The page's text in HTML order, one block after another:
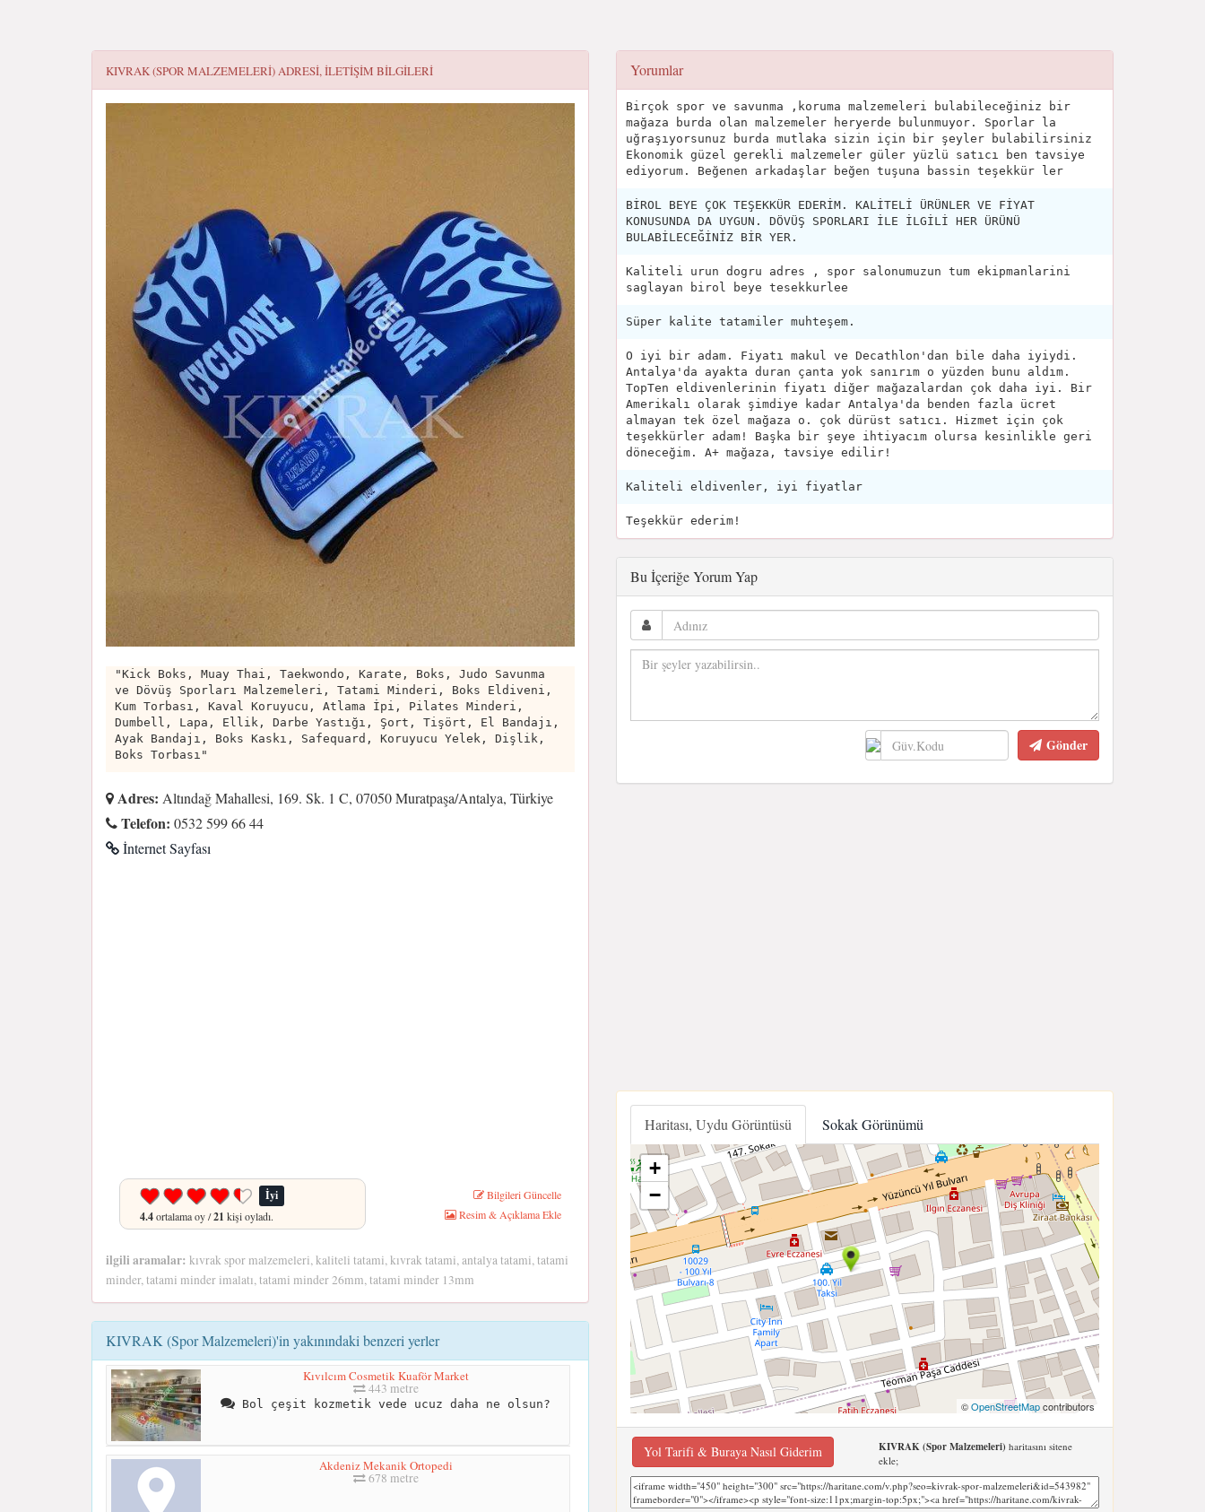
KIVRAK (SPOR MALZEMELERI)ADRESI, ILETIŞIM BILGILERI
"Kick Boks, Muay Thai, Taekwondo, Karate, Boks, Judo Savunma
ve Dövüş Sporları Malzemeleri, Tatami Minderi, Boks Eldiveni,
Kum Torbası, Kaval Koruyucu, Atlama İpi, Pilates Minderi,
Dumbell, Lapa, Ellik, Darbe Yastığı, Şort, Tişört, El Bandajı,
Ayak Bandajı, Boks Kaskı, Safequard, Koruyucu Yelek, Dişlik,
Boks Torbası"
Adres: Altındağ Mahallesi, 169. Sk. 1 C, 07050 Muratpaşa/Antalya, Türkiye
Telefon: 0532 599 66 44
İnternet Sayfası
İyi
4.4ortalama oy /21 kişi oyladı.
Bilgileri Güncelle
Resim & Açıklama Ekle
ilgili aramalar: kıvrak spor malzemeleri, kaliteli tatami, kıvrak tatami, antalya tatami, tatami
minder, tatami minder imalatı, tatami minder 26mm, tatami minder 13mm
KIVRAK (Spor Malzemeleri)'in yakınındaki benzeri yerler
Kıvılcım Cosmetik Kuaför Market
443 metre
Bol çeşit kozmetik vede ucuz daha ne olsun?
Akdeniz Mekanik Ortopedi
678 metre
Yorumlar
Birçok spor ve savunma ,koruma malzemeleri bulabileceğiniz bir
mağaza burda olan malzemeler heryerde bulunmuyor. Sporlar la
uğraşıyorsunuz burda mutlaka sizin için bir şeyler bulabilirsiniz
Ekonomik güzel gerekli malzemeler güler yüzlü satıcı ben tavsiye
ediyorum. Beğenen arkadaşlar beğen tuşuna bassin teşekkür ler
BİROL BEYE ÇOK TEŞEKKÜR EDERİM. KALİTELİ ÜRÜNLER VE FİYAT
KONUSUNDA DA UYGUN. DÖVÜŞ SPORLARI İLE İLGİLİ HER ÜRÜNÜ
BULABİLECEĞİNİZ BİR YER.
Kaliteli urun dogru adres , spor salonumuzun tum ekipmanlarini
saglayan birol beye tesekkurlee
Süper kalite tatamiler muhteşem.
O iyi bir adam. Fiyatı makul ve Decathlon'dan bile daha iyiydi.
Antalya'da ayakta duran çanta yok sanırım o yüzden bunu aldım.
TopTen eldivenlerinin fiyatı diğer mağazalardan çok daha iyi. Bir
Amerikalı olarak şimdiye kadar Antalya'da benden fazla ücret
almayan tek özel mağaza o. çok dürüst satıcı. Hizmet için çok
teşekkürler adam! Başka bir şeye ihtiyacım olursa kesinlikle geri
döneceğim. A+ mağaza, tavsiye edilir!
Kaliteli eldivenler, iyi fiyatlar
Teşekkür ederim!
Bu İçeriğe Yorum Yap
Gönder
Haritası, Uydu Görüntüsü Sokak Görünümü
+
−
©OpenStreetMapcontributors
Yol Tarifi & Buraya Nasıl Giderim KIVRAK (Spor Malzemeleri) haritasını sitene
ekle;